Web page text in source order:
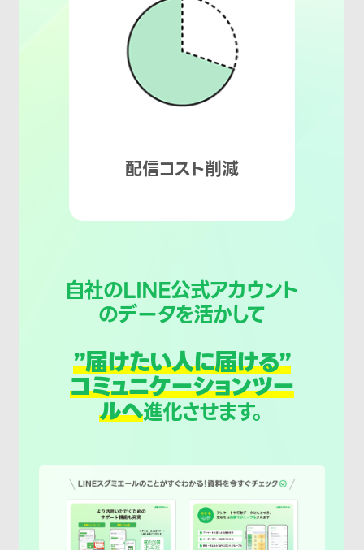
配信コスト削減
自社のLINE公式アカウント
のデータを活かして
”届けたい人に届ける”
コミュニケーションツー
ルへ進化させます。